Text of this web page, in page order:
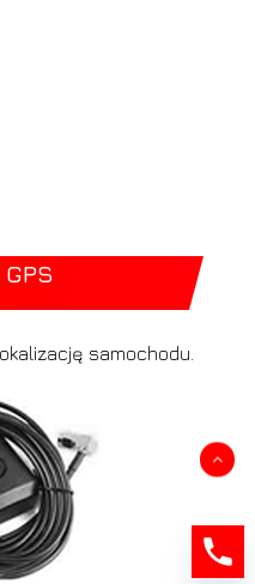
0,00zł
samochodu.